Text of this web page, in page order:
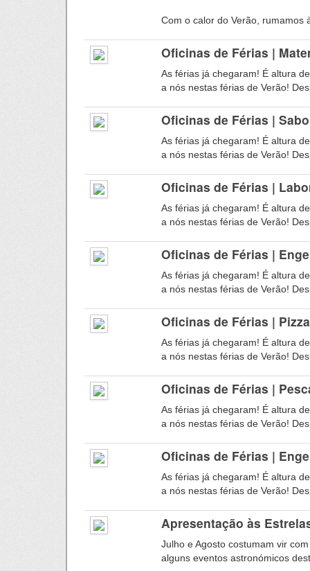
Com o calor do Verão, rumamos
Oficinas de Férias |
As férias já chegaram! É altura
a nós nestas férias de Verão!
Oficinas de Férias |
As férias já chegaram! É altura
a nós nestas férias de Verão!
Oficinas de Férias |
As férias já chegaram! É altura
a nós nestas férias de Verão!
Oficinas de Férias |
As férias já chegaram! É altura
a nós nestas férias de Verão!
Oficinas de Férias |
As férias já chegaram! É altura
a nós nestas férias de Verão!
Oficinas de Férias |
As férias já chegaram! É altura
a nós nestas férias de Verão!
Oficinas de Férias |
As férias já chegaram! É altura
a nós nestas férias de Verão!
Apresentação às
Julho e Agosto costumam vir
alguns eventos astronómicos